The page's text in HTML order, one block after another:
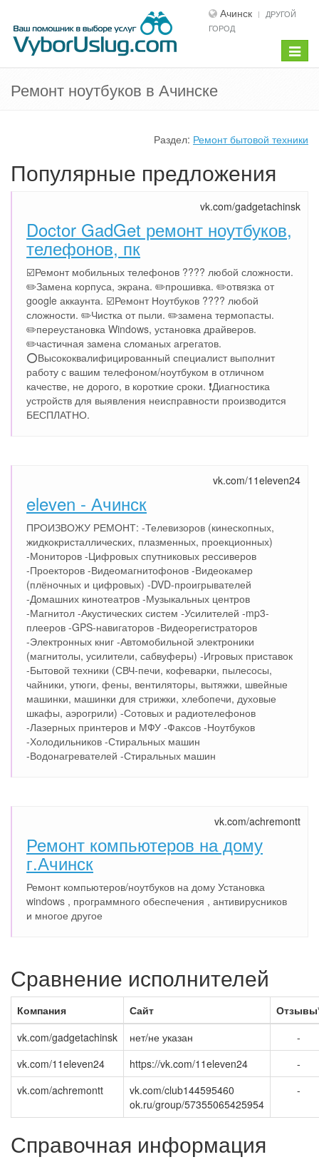
Ачинск
ДРУГОЙ
ГОРОД
меню
Ремонт ноутбуков в Ачинске
Раздел: Ремонт бытовой техники
Популярные предложения
vk.com/gadgetachinsk
Doctor GadGet ремонт ноутбуков,
телефонов, пк
☑️Ремонт мобильных телефонов ???? любой сложности.
✏️Замена корпуса, экрана. ✏️прошивка. ✏️отвязка от
google аккаунта. ☑️Ремонт Ноутбуков ???? любой
сложности. ✏️Чистка от пыли. ✏️замена термопасты.
✏️переустановка Windows, установка драйверов.
✏️частичная замена сломаных агрегатов.
⭕️Высококвалифицированный специалист выполнит
работу с вашим телефоном/ноутбуком в отличном
качестве, не дорого, в короткие сроки. ❗️Диагностика
устройств для выявления неисправности производится
БЕСПЛАТНО.
vk.com/11eleven24
eleven - Ачинск
ПРОИЗВОЖУ РЕМОНТ: -Телевизоров (кинескопных,
жидкокристаллических, плазменных, проекционных)
-Мониторов -Цифровых спутниковых рессиверов
-Проекторов -Видеомагнитофонов -Видеокамер
(плёночных и цифровых) -DVD-проигрывателей
-Домашних кинотеатров -Музыкальных центров
-Магнитол -Акустических систем -Усилителей -mp3-
плееров -GPS-навигаторов -Видеорегистраторов
-Электронных книг -Автомобильной электроники
(магнитолы, усилители, сабвуферы) -Игровых приставок
-Бытовой техники (СВЧ-печи, кофеварки, пылесосы,
чайники, утюги, фены, вентиляторы, вытяжки, швейные
машинки, машинки для стрижки, хлебопечи, духовые
шкафы, аэрогрили) -Сотовых и радиотелефонов
-Лазерных принтеров и МФУ -Факсов -Ноутбуков
-Холодильников -Стиральных машин
-Водонагревателей -Стиральных машин
vk.com/achremontt
Ремонт компьютеров на дому
г.Ачинск
Ремонт компьютеров/ноутбуков на дому Установка
windows , программного обеспечения , антивирусников
и многое другое
Сравнение исполнителей
Компания Сайт
vk.com/gadgetachinsk
нет/не указан
-
vk.com/11eleven24
https://vk.com/11eleven24
-
vk.com/achremontt
vk.com/club144595460
ok.ru/group/57355065425954
-
Справочная информация